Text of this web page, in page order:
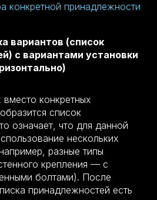
конкретной принадлежности
вариантов (список
с вариантами установки
конкретных
список
означает, что для данной
нескольких
разные типы
крепления — с
болтами). После
принадлежностей есть